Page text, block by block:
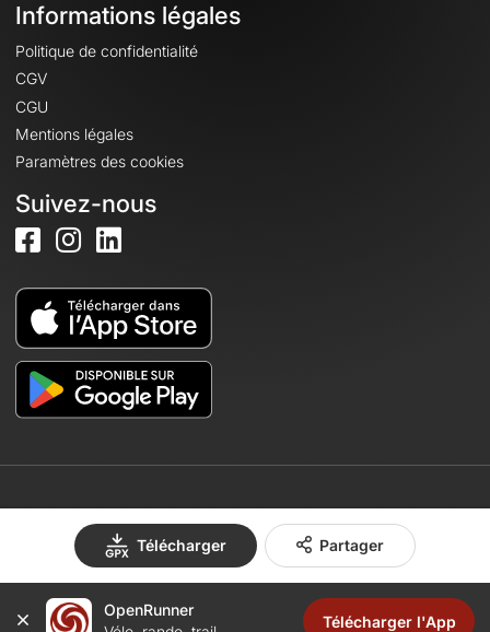
Télécharger Partager
Informations légales
Politique de confidentialité
CGV
CGU
Mentions légales
Paramètres des cookies
Suivez-nous
© 2026 OpenRunner - Version 7.31.3
Créez un compte
OpenRunner
Télécharger l'App